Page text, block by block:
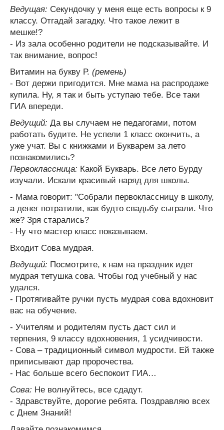
Ведущая: Секундочку у меня еще есть вопросы к 9
классу. Отгадай загадку. Что такое лежит в
мешке!?
- Из зала особенно родители не подсказывайте. И
так внимание, вопрос!
Витамин на букву Р. (ремень)
- Вот держи пригодится. Мне мама на распродаже
купила. Ну, я так и быть уступаю тебе. Все таки
ГИА впереди.
Ведущий: Да вы случаем не педагогами, потом
работать будите. Не успели 1 класс окончить, а
уже учат. Вы с книжками и Букварем за лето
познакомились?
Первоклассница: Какой Букварь. Все лето Бурду
изучали. Искали красивый наряд для школы.
- Мама говорит: "Собрали первоклассницу в школу,
а денег потратили, как будто свадьбу сыграли. Что
же? Зря старались?
- Ну что мастер класс показываем.
Входит Сова мудрая.
Ведущий: Посмотрите, к нам на праздник идет
мудрая тетушка сова. Чтобы год учебный у нас
удался.
- Протягивайте ручки пусть мудрая сова вдохновит
вас на обучение.
- Учителям и родителям пусть даст сил и
терпения, 9 классу вдохновения, 1 усидчивости.
- Сова – традиционный символ мудрости. Ей также
приписывают дар пророчества.
- Нас больше всего беспокоит ГИА…
Сова: Не волнуйтесь, все сдадут.
- Здравствуйте, дорогие ребята. Поздравляю всех
с Днем Знаний!